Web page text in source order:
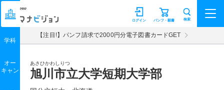
マナビジョン パンフ・願書
ログイン 検索
【注目!】パンフ請求で2000円分電子図書カードGET
あさひかわしりつ
旭川市立大学短期大学部
学科
オー
キャン